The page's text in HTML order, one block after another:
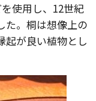
使用し、12世紀
た。桐は想像上の
起が良い植物とし